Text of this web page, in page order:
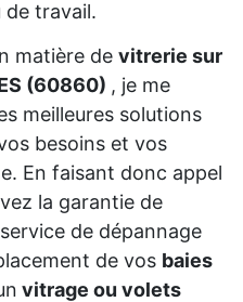
de travail.
matière de vitrerie sur
(60860) , je me
meilleures solutions
besoins et vos
En faisant donc appel
la garantie de
de dépannage
de vos baies
vitrage ou volets